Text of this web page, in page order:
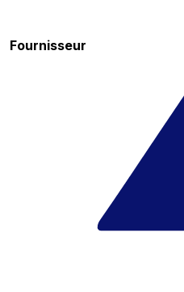
Fournisseur